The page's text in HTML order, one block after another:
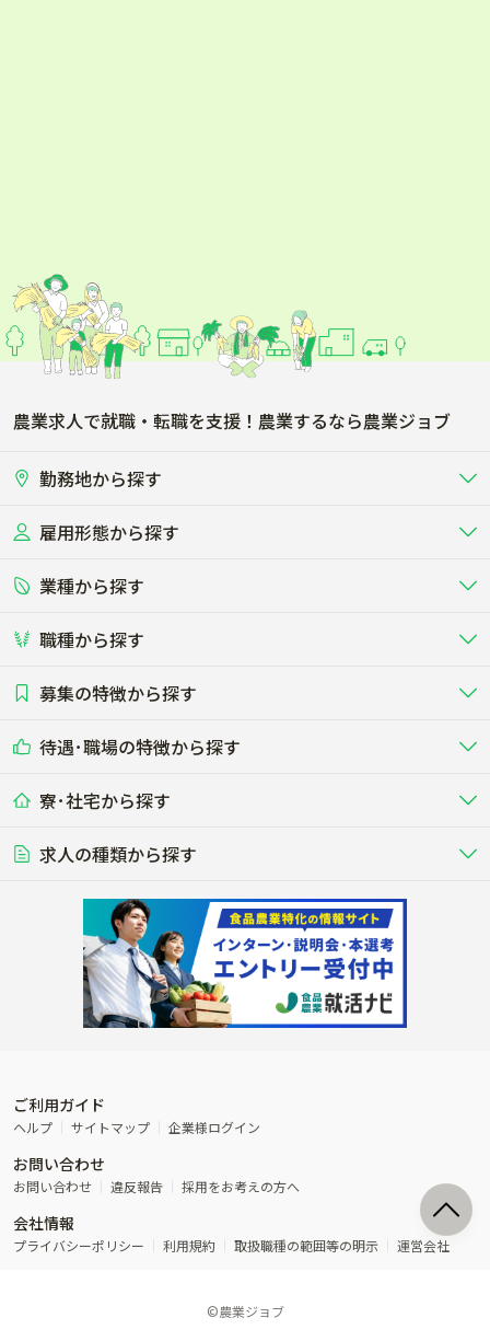
農業求人で就職・転職を支援！農業するなら農業ジョブ
勤務地から探す
北海道
関東
東海
雇用形態から探す
正社員 バイト・アルバイト・パート
短期アルバイト
その他（独立・副業など）
業種から探す
畜産（酪農･肉牛･養豚･養鶏など）
酪農
する牧場
養豚
る養豚場
レースで活躍する馬の手入れや子馬
その他畜産
その他動物の畜産業（羊、ウズラな
ど）
畑・圃場で野菜・穀物を生産 ビニールハウスで多様な野菜の生産
稲作
ビニールハウスで観賞用植物の栽
植物工場
環境制御された工場で野菜の生産管
理
農業資材･肥料
農場設備・肥料・飼料の生産・流
農業用の機械・機材の開発・販
流通･商社
農産物・農産品の物流・卸し・輸出
入
製造･加工･販売 福祉
その他農業関連企業
ネス
その他業種
木材の植林・伐採・加工、または
漁業･養殖
魚介類の採捕・養殖、または水産加
工場
職種から探す
農場･牧場･現場職
専門職（獣医師･人工授精師･
研究･開発 WEB･IT
その他職種
募集の特徴から探す
未経験歓迎
学歴不問
50代採用実績あり
AT免許OK
内定まで最短1週間 管理者･幹部採用
待遇･職場の特徴から探す
社会保険完備
食事補助あり
年間休日100日以上
経験者優遇 独立支援可能
寮･社宅から探す
単身寮あり
寮･社宅相談可
求人の種類から探す
転職おまかせ求人
ご利用ガイド
ヘルプ サイトマップ 企業様ログイン
お問い合わせ
お問い合わせ 違反報告 採用をお考えの方へ
会社情報
プライバシーポリシー 利用規約 取扱職種の範囲等の明示 運営会社
©農業ジョブ